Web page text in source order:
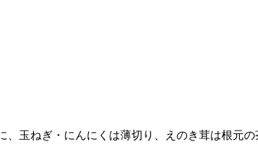
、玉ねぎ・にんにくは薄切り、えのき茸は根元